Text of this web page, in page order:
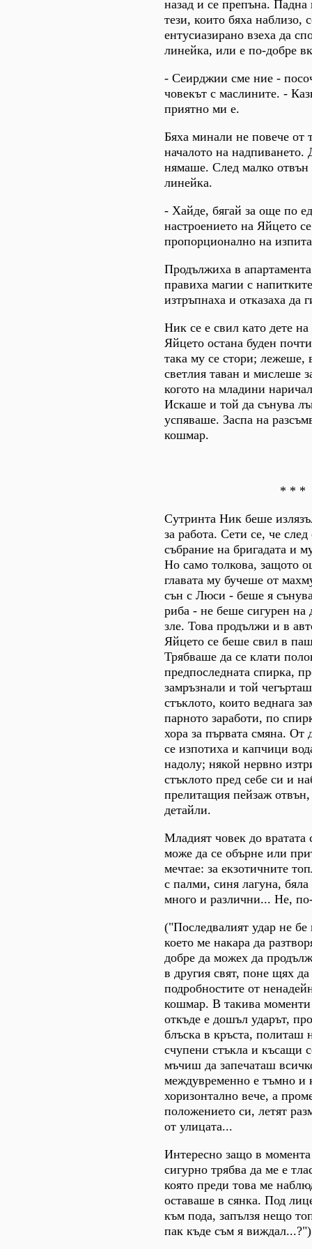
назад и се препъна. Падна
тези, които бяха наблизо,
ентусиазирано взеха да
линейка, или е по-добре
- Сеирджии сме ние -
човекът с маслините. -
приятно ми е.
Бяха минали не повече от
началото на надпиването.
нямаше. След малко отвън
линейка.
- Хайде, бягай за още по
настроението на Яйцето
пропорционално на
Продължиха в
правиха магии с
изтръпнаха и отказаха да
Ник се е свил като дете
Яйцето остана буден
така му се стори; лежеше,
светлия таван и мислеше
когото на младини
Искаше и той да сънува
успяваше. Заспа на
кошмар.
* * *
Сутринта Ник беше
за работа. Сети се, че
събрание на бригадата и
Но само толкова, защото
главата му бучеше от
сън с Люси - беше я
риба - не беше сигурен на
зле. Това продължи и в
Яйцето се беше свил в
Трябваше да се клати
предпоследната спирка,
замръзнали и той
стъклото, които веднага
парното заработи, по
хора за първата смяна. От
се изпотиха и капчици
надолу; някой нервно
стъклото пред себе си и
прелитащия пейзаж
детайли.
Младият човек до
може да се обърне или
мечтае: за екзотичните
с палми, синя лагуна,
много и различни... Не,
("Последвалият удар не
което ме накара да
добре да можех да
в другия свят, поне щях да
подробностите от
кошмар. В такива
откъде е дошъл ударът,
блъска в кръста, политаш
счупени стъкла и късащи
мъчиш да запечаташ
междувременно е тъмно и
хоризонтално вече, а
положението си, летят
от улицата...
Интересно защо в
сигурно трябва да ме е
която преди това ме
оставаше в сянка. Под
към пода, запълзя нещо
пак къде съм я виждал...?")